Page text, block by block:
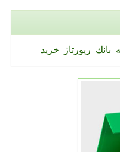
بانك رپورتاژ خرید